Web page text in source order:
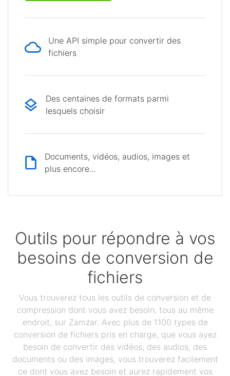
Une API simple pour convertir des
fichiers
Des centaines de formats parmi
lesquels choisir
Documents, vidéos, audios, images et
plus encore...
Outils pour répondre à vos
besoins de conversion de
fichiers
Vous trouverez tous les outils de conversion et de
compression dont vous avez besoin, tous au même
endroit, sur Zamzar. Avec plus de 1100 types de
conversion de fichiers pris en charge, que vous ayez
besoin de convertir des vidéos, des audios, des
documents ou des images, vous trouverez facilement
ce dont vous avez besoin et aurez rapidement vos